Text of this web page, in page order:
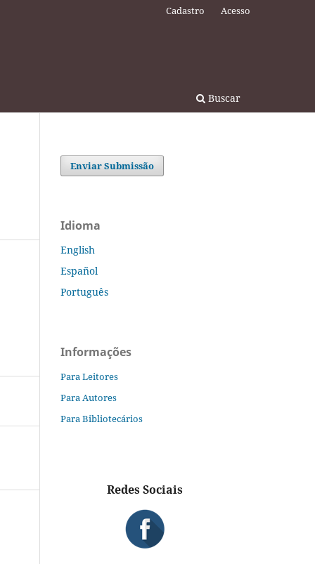
Buscar
Cadastro Acesso
Enviar Submissão
Idioma
English
Español
Português
Informações
Para Leitores
Para Autores
Para Bibliotecários
Redes Sociais